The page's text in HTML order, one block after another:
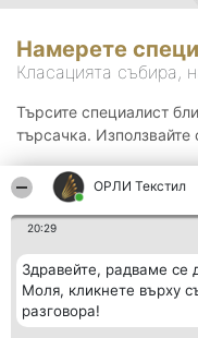
ОРЛИ Текстил
20:29
Здравейте, радваме се
Моля, кликнете върху
разговора!
Намерете
Класацията събира,
Търсите специалист
търсачка. Използвайте